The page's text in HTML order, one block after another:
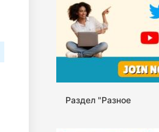
Раздел "Разное